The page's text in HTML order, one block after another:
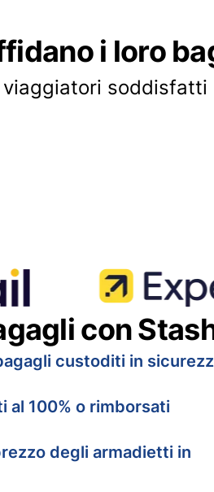
i loro
viaggiatori soddisfatti
con
custoditi in
al 100% o rimborsati
degli armadietti in